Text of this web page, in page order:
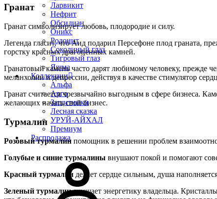
Ларвикит
Нефрит
Обсидиан
Оникс
Родонит
Соколиный глаз
Тигровый глаз
Яшма
Коллекции
Альфа
Арго
Защитники
Лесная сказка
УРУЙ-АЙХАЛ
Премиум
Распродажа
Гранат
Гранат символизирует любовь, плодородие и силу.
Легенда гласит, что Аид подарил Персефоне плод граната,
горстку красных драгоценных камней.
Гранатовый камень часто дарят любимому человеку, прежде
меланхолии и депрессии, действуя в качестве стимулятор
Гранат считается чрезвычайно выгодным в сфере бизнеса.
желающих начать свой бизнес.
Турмалин
Розовый турмалин помощник в решении проблем
Голубые и синие турмалины внушают покой и помогают
Красный турмалин делает сердце сильным, душа
Зеленый турмалиночищает энергетику владельца.